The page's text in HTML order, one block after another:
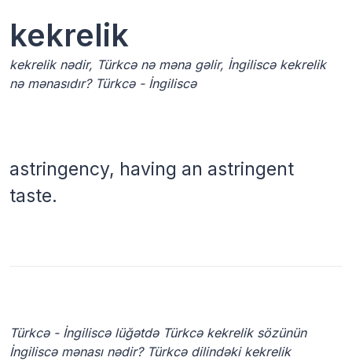
kekrelik
kekrelik nədir, Türkcə nə məna gəlir, İngiliscə kekrelik
nə mənasıdır? Türkcə - İngiliscə
astringency, having an astringent
taste.
Türkcə - İngiliscə lüğətdə Türkcə kekrelik sözünün
İngiliscə mənası nədir? Türkcə dilindəki kekrelik